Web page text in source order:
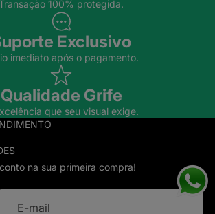
100% protegida.
Exclusivo
imediato após o pagamento.
Qualidade Grife
que seu visual exige.
na sua primeira compra!